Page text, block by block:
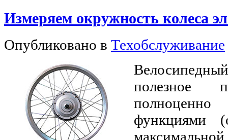
Измеряем окружность колеса
Опубликовано в Техобслуживание
полезное
функциями